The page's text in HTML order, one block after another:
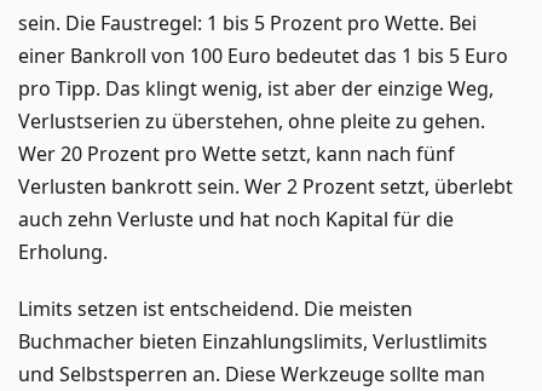
sein. Die Faustregel: 1 bis 5 Prozent pro Wette. Bei
einer Bankroll von 100 Euro bedeutet das 1 bis 5 Euro
pro Tipp. Das klingt wenig, ist aber der einzige Weg,
Verlustserien zu überstehen, ohne pleite zu gehen.
Wer 20 Prozent pro Wette setzt, kann nach fünf
Verlusten bankrott sein. Wer 2 Prozent setzt, überlebt
auch zehn Verluste und hat noch Kapital für die
Erholung.
Limits setzen ist entscheidend. Die meisten
Buchmacher bieten Einzahlungslimits, Verlustlimits
und Selbstsperren an. Diese Werkzeuge sollte man